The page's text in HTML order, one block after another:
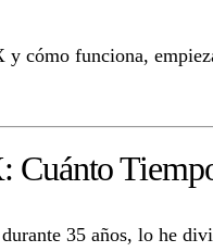
cómo funciona,
35 años, lo he